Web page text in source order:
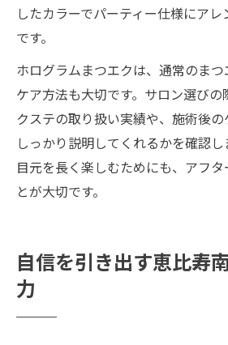
したカラーでパーティー仕様にア
です。
ホログラムまつエクは、通常のま
ケア方法も大切です。サロン選び
クステの取り扱い実績や、施術後
しっかり説明してくれるかを確認
目元を長く楽しむためにも、アフ
とが大切です。
自信を引き出す恵比寿
力